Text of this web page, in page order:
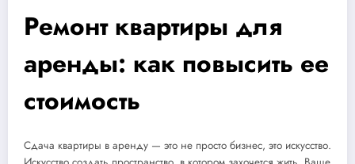
Ремонт квартиры для
аренды: как повысить ее
стоимость
Сдача квартиры в аренду — это не просто бизнес, это искусство.